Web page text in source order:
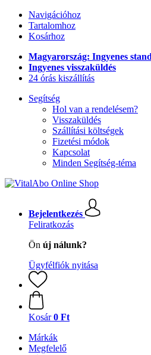
Navigációhoz
Tartalomhoz
Kosárhoz
Magyarország: Ingyenes
Ingyenes visszaküldés
24 órás kiszállítás
Segítség
Hol van a rendelésem?
Visszaküldés
Szállítási költségek
Fizetési módok
Kapcsolat
Minden Segítség-téma
Bejelentkezés
Feliratkozás
Ön új nálunk?
Ügyfélfiók nyitása
Kosár 0 Ft
Márkák
Megfelelő